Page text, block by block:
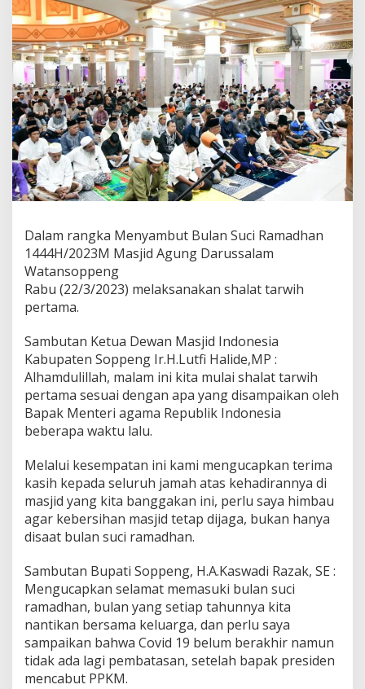
Dalam rangka Menyambut Bulan Suci Ramadhan
1444H/2023M Masjid Agung Darussalam
Watansoppeng
Rabu (22/3/2023) melaksanakan shalat tarwih
pertama.
Sambutan Ketua Dewan Masjid Indonesia
Kabupaten Soppeng Ir.H.Lutfi Halide,MP :
Alhamdulillah, malam ini kita mulai shalat tarwih
pertama sesuai dengan apa yang disampaikan oleh
Bapak Menteri agama Republik Indonesia
beberapa waktu lalu.
Melalui kesempatan ini kami mengucapkan terima
kasih kepada seluruh jamah atas kehadirannya di
masjid yang kita banggakan ini, perlu saya himbau
agar kebersihan masjid tetap dijaga, bukan hanya
disaat bulan suci ramadhan.
Sambutan Bupati Soppeng, H.A.Kaswadi Razak, SE :
Mengucapkan selamat memasuki bulan suci
ramadhan, bulan yang setiap tahunnya kita
nantikan bersama keluarga, dan perlu saya
sampaikan bahwa Covid 19 belum berakhir namun
tidak ada lagi pembatasan, setelah bapak presiden
mencabut PPKM.